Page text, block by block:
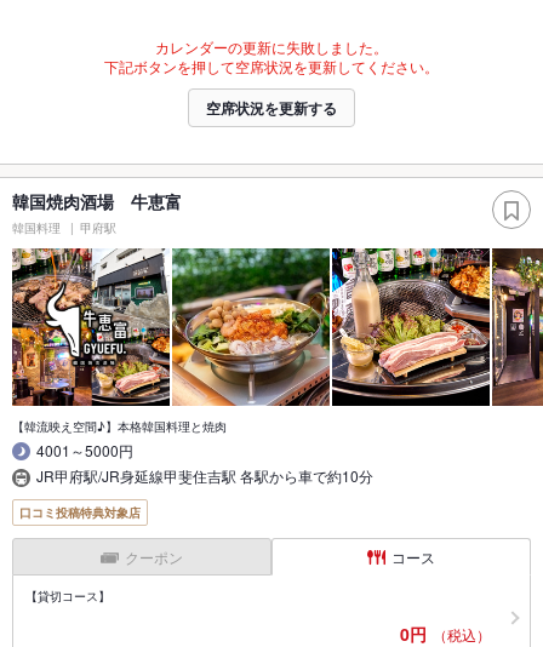
カレンダーの更新に失敗しました。
下記ボタンを押して空席状況を更新してください。
空席状況を更新する
韓国焼肉酒場 牛恵富
韓国料理 甲府駅
【韓流映え空間♪】本格韓国料理と焼肉
4001～5000円
JR甲府駅/JR身延線甲斐住吉駅 各駅から車で約10分
口コミ投稿特典対象店
クーポン コース
【貸切コース】
0円 （税込）